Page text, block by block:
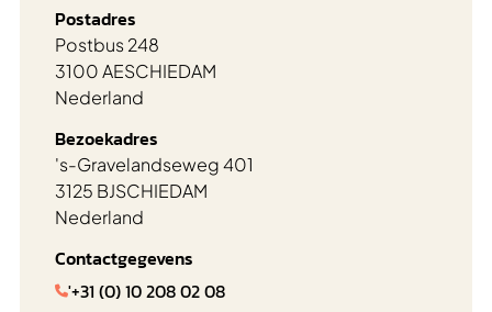
Postadres
Postbus 248
3100 AESCHIEDAM
Nederland
Bezoekadres
's-Gravelandseweg 401
3125 BJSCHIEDAM
Nederland
Contactgegevens
'+31 (0) 10 208 02 08